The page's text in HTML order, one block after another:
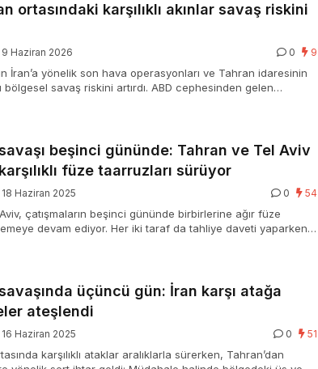
ortasındaki karşılıklı akınlar savaş riskini
9 Haziran 2026 0 9
İran’a yönelik son hava operasyonları ve Tahran idaresinin
bölgesel savaş riskini artırdı. ABD cephesinden gelen
beşinci gününde: Tahran ve Tel Aviv
füze taarruzları sürüyor
18 Haziran 2025 0 54
çatışmaların beşinci gününde birbirlerine ağır füze
devam ediyor. Her iki taraf da tahliye daveti yaparken,
üçüncü gün: İran karşı atağa
ateşlendi
16 Haziran 2025 0 51
karşılıklı ataklar aralıklarla sürerken, Tahran’dan